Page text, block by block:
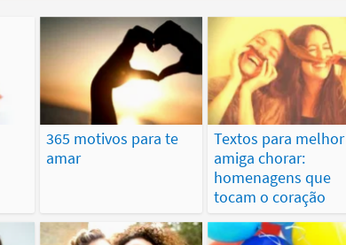
365 motivos para te
amar
Textos para melhor
amiga chorar:
homenagens que
tocam o coração